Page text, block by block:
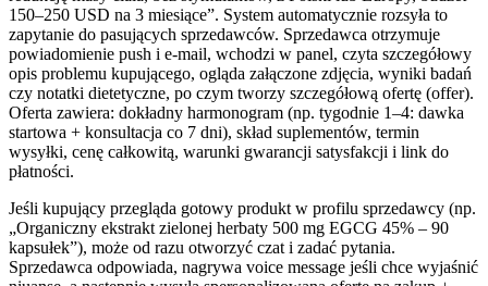
150–250 USD na 3 miesiące”. System automatycznie rozsyła to
zapytanie do pasujących sprzedawców. Sprzedawca otrzymuje
powiadomienie push i e-mail, wchodzi w panel, czyta szczegółowy
opis problemu kupującego, ogląda załączone zdjęcia, wyniki badań
czy notatki dietetyczne, po czym tworzy szczegółową ofertę (offer).
Oferta zawiera: dokładny harmonogram (np. tygodnie 1–4: dawka
startowa + konsultacja co 7 dni), skład suplementów, termin
wysyłki, cenę całkowitą, warunki gwarancji satysfakcji i link do
płatności.
Jeśli kupujący przegląda gotowy produkt w profilu sprzedawcy (np.
„Organiczny ekstrakt zielonej herbaty 500 mg EGCG 45% – 90
kapsułek”), może od razu otworzyć czat i zadać pytania.
Sprzedawca odpowiada, nagrywa voice message jeśli chce wyjaśnić